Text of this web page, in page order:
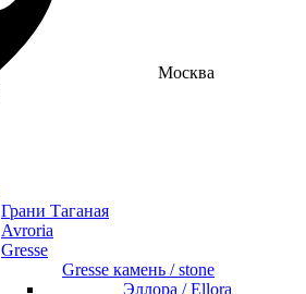
Москва
Грани Таганая
Avroria
Gresse
Gresse камень / stone
Эллора / Ellora